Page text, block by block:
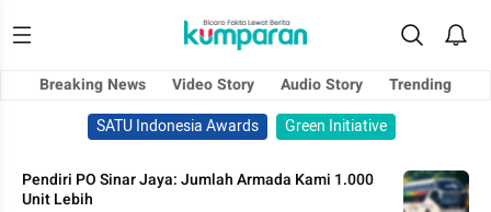
Breaking News Video Story Audio Story
Trending
SATU Indonesia Awards
Green Initiative
Pendiri PO Sinar Jaya: Jumlah Armada Kami 1.000
Unit Lebih